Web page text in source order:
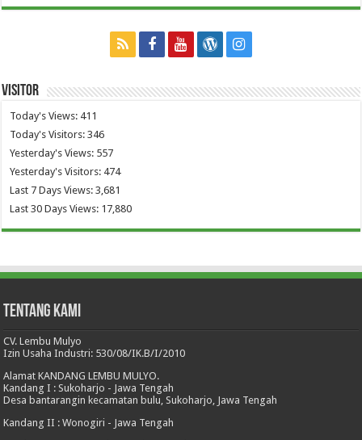
Visitor
Today's Views: 411
Today's Visitors:346
Yesterday's Views: 557
Yesterday's Visitors: 474
Last 7 Days Views:3,681
Last 30 Days Views: 17,880
Tentang Kami
CV. Lembu Mulyo
Izin Usaha Industri: 530/08/IK.B/I/2010
Alamat KANDANG LEMBU MULYO.
Kandang I : Sukoharjo - Jawa Tengah
Desa bantarangin kecamatan bulu, Sukoharjo, Jawa Tengah
Kandang II : Wonogiri - Jawa Tengah